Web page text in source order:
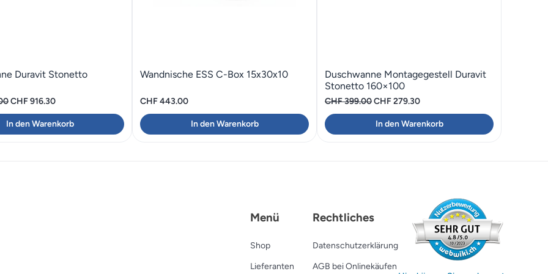
Duravit Stonetto
Ursprünglicher
Preis
war:
CHF916.30Aktueller
Preis
ist:
In den Warenkorb
Wandnische ESS C-Box 15x30x10
CHF443.00
In den Warenkorb
Duschwanne Montagegestell Duravit
Stonetto 160×100
CHF399.00Ursprünglicher
Preis
war:
CHF279.30Aktueller
Preis
ist:
In den Warenkorb
Menü
Shop
Lieferanten
Rechtliches
Datenschutzerklärung
AGB bei Onlinekäufen